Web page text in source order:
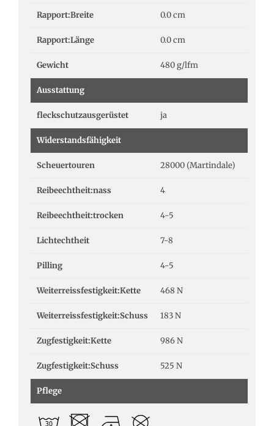
Rapport:Breite 0.0 cm
Rapport:Länge 0.0 cm
Gewicht 480 g/lfm
Ausstattung
fleckschutzausgerüstet ja
Widerstandsfähigkeit
Scheuertouren 28000 (Martindale)
Reibeechtheit:nass 4
Reibeechtheit:trocken 4-5
Lichtechtheit 7-8
Pilling 4-5
Weiterreissfestigkeit:Kette 468 N
Weiterreissfestigkeit:Schuss 183 N
Zugfestigkeit:Kette 986 N
Zugfestigkeit:Schuss 525 N
Pflege